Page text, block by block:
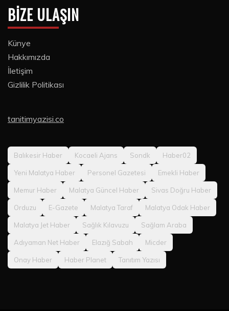
BIZE ULAŞIN
Künye
Hakkımızda
İletişim
Gizlilik Politikası
tanitimyazisi.co
Balıkesir Haber Kocaeli Ajans Sondk Haber02
Yeni Malatya Haber Personel Gazetesi Emekli Haber
Memur Haber Malatya Güncel Haber Sivas Doğru Haber
Orduzu E-Gazete Malatya Taraf Malatya Odak Haber
Malatya Jet Haber Sağlık Kılavuzu Sağlam Araba
Adıyaman Net Haber Elazığ Sabah Micder
Onay Haber Haber Planet Tanıtım Yazısı